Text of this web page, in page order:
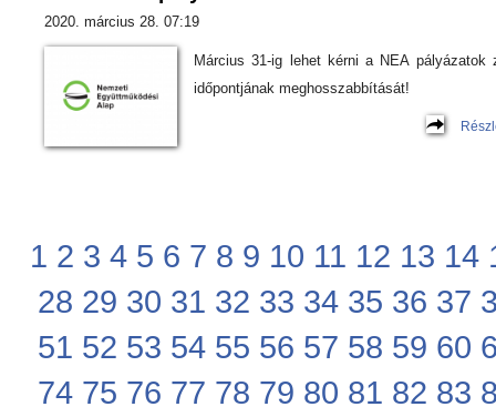
2020. március 28. 07:19
Március 31-ig lehet kérni a NEA pályázatok
időpontjának meghosszabbítását!
1 2 3 4 5 6 7 8 9 10 11 12 13 14
28 29 30 31 32 33 34 35 36 37
51 52 53 54 55 56 57 58 59 60
74 75 76 77 78 79 80 81 82 83